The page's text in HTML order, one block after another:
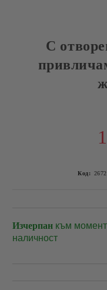
С
Код: 2672
Изчерпан към
наличност